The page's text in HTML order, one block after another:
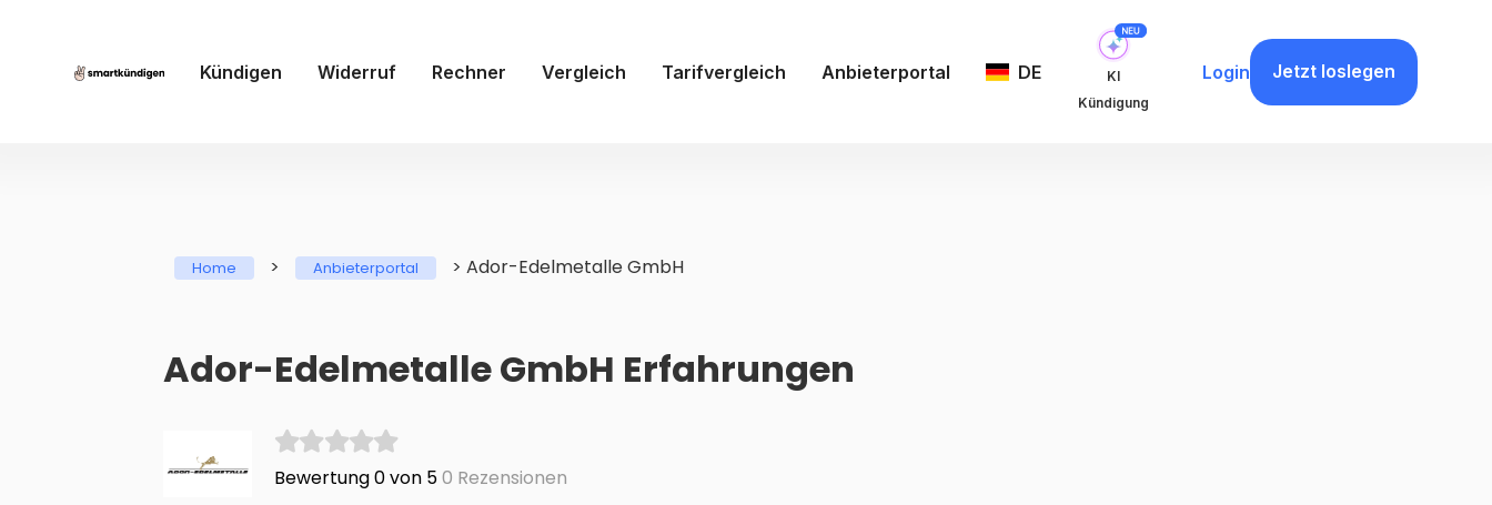
Kündigen Widerruf Rechner Vergleich Tarifvergleich Anbieterportal DE
KI
Kündigung
Login Jetzt loslegen
Home > Anbieterportal > Ador-Edelmetalle GmbH
Ador-Edelmetalle GmbH Erfahrungen
Bewertung 0 von 50 Rezensionen